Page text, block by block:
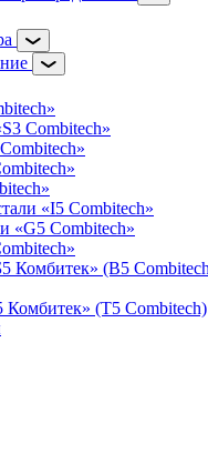
Combitech»
«I5 Combitech»
«G5 Combitech»
Комбитек» (B5
(T5 Combitech)